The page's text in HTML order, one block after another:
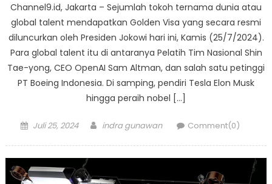
Channel9.id, Jakarta – Sejumlah tokoh ternama dunia atau
global talent mendapatkan Golden Visa yang secara resmi
diluncurkan oleh Presiden Jokowi hari ini, Kamis (25/7/2024).
Para global talent itu di antaranya Pelatih Tim Nasional Shin
Tae-yong, CEO OpenAI Sam Altman, dan salah satu petinggi
PT Boeing Indonesia. Di samping, pendiri Tesla Elon Musk
hingga peraih nobel […]
Posted
Juli 25, 2024 Author
indra gunawan Comment(0)